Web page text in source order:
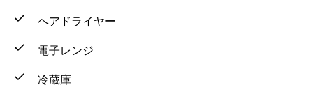
ヘアドライヤー
電子レンジ
冷蔵庫